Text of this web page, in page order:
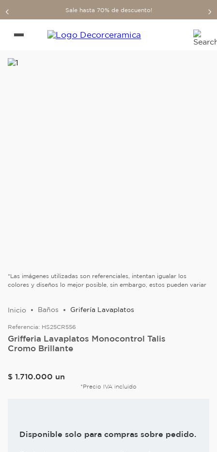
Sale hasta 70% de descuento!
*Las imágenes utilizadas son referenciales, intentan igualar los
colores y diseños lo mejor posible, sin embargo, estos pueden variar
Baños Grifería Lavaplatos
Referencia: HS25CR556
Grifferia Lavaplatos Monocontrol Talis
Cromo Brillante
$ 1.710.000 un
*Precio IVA incluido
Disponible solo para compras sobre pedido.